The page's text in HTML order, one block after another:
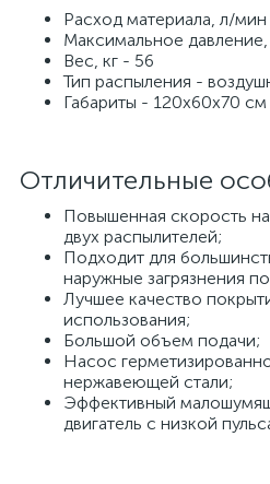
Расход материала, л/
Максимальное
Вес, кг - 56
Тип распыления -
Габариты - 120х60х70 см
Отличительные
Повышенная скорость
двух распылителей;
Подходит для
наружные загрязнения
Лучшее качество
использования;
Большой объем подачи;
Насос
нержавеющей стали;
Эффективный
двигатель с низкой